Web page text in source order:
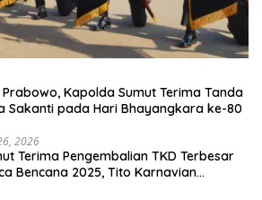
Kapolda Sumut Terima Tanda
Sakanti pada Hari Bhayangkara ke-80
2026
Terima Pengembalian TKD Terbesar
Bencana 2025, Tito Karnavian